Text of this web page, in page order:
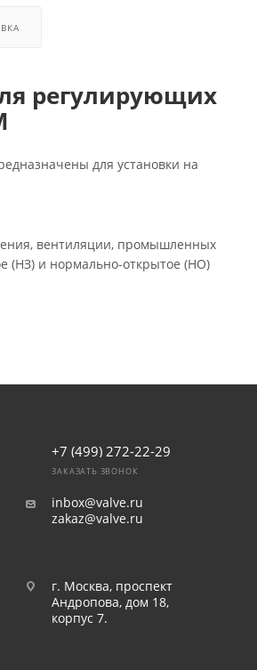
регулирующих
для установки на
вентиляции, промышленных
(НЗ) и нормально-открытое (НО)
+7 (499) 272-22-29
ЗАКАЗАТЬ ЗВОНОК
inbox@valve.ru
zakaz@valve.ru
г. Москва, проспект
Андропова, дом 18,
корпус 7.